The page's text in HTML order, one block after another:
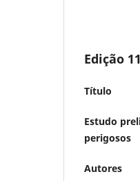
Edição
Título
Estudo
perigosos
Autores